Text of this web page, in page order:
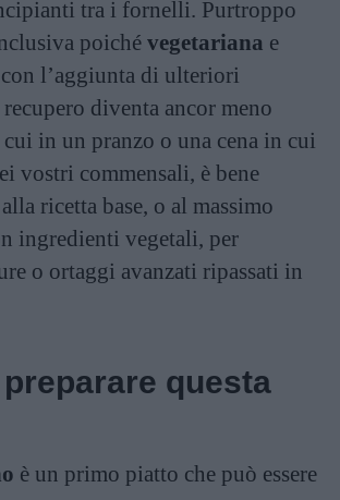
tra i fornelli. Purtroppo
poiché vegetariana e
l’aggiunta di ulteriori
diventa ancor meno
in un pranzo o una cena in cui
vostri commensali, è bene
ricetta base, o al massimo
ingredienti vegetali, per
o ortaggi avanzati ripassati in
questa
è un primo piatto che può essere